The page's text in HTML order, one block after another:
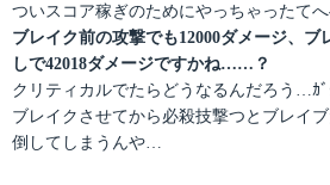
ついスコア稼ぎのためにやっちゃったて
ブレイク前の攻撃でも12000ダメージ、
しで42018ダメージですかね……？
クリティカルでたらどうなるんだろう…ｶﾞ
ブレイクさせてから必殺技撃つとブレイ
倒してしまうんや…